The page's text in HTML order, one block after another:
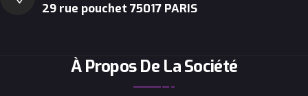
29 rue pouchet 75017 PARIS
À Propos De La Société